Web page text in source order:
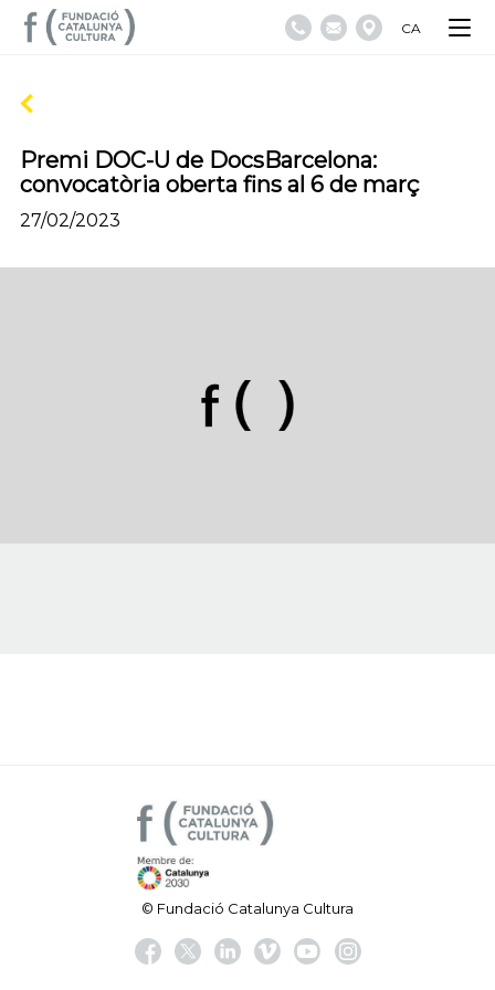
CA
Premi DOC-U de DocsBarcelona:
convocatòria oberta fins al 6 de març
27/02/2023
© Fundació Catalunya Cultura